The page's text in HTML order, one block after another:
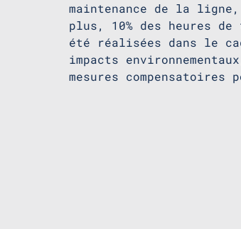
maintenance de la
plus, 10% des heures
été réalisées dans le
impacts
mesures